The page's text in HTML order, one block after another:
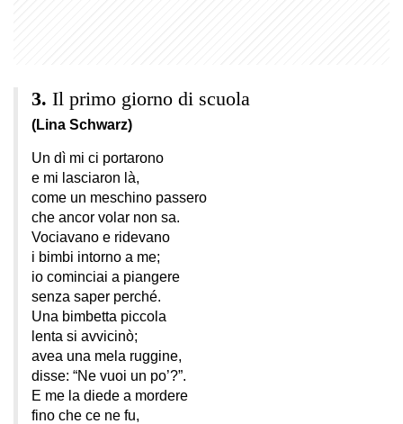
Il primo giorno di scuola
(Lina Schwarz)
Un dì mi ci portarono
e mi lasciaron là,
come un meschino passero
che ancor volar non sa.
Vociavano e ridevano
i bimbi intorno a me;
io cominciai a piangere
senza saper perché.
Una bimbetta piccola
lenta si avvicinò;
avea una mela ruggine,
disse: “Ne vuoi un po’?”.
E me la diede a mordere
fino che ce ne fu,